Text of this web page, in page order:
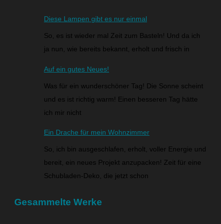
Diese Lampen gibt es nur einmal
So, es ist wieder mal Zeit zum Basteln! Und da ich
ja nun, wie bereits bekannt, erholt und frisch in
Auf ein gutes Neues!
Was für ein wunderschöner Tag! Die Sonne scheint
und es ist richtig warm! Einen besseren Tag hätte
ich mir nicht
Ein Drache für mein Wohnzimmer
So, ich bin ausgeschlafen, erholt, voller Energie und
bereit, ein neues Projekt anzupacken! Zeit für eine
Schubladen-Deko, die jetzt schon
Gesammelte Werke